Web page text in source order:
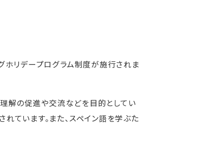
リデープログラム制度が施行されま
解の促進や交流などを目的としてい
ています。また、スペイン語を学ぶた